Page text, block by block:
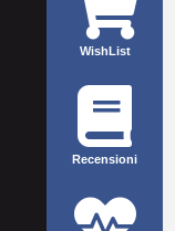
WishList
Recensioni